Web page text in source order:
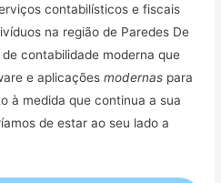
contabilísticos e fiscais
na região de Paredes De
contabilidade moderna que
e aplicaçõesmodernas para
à medida que continua a sua
de estar ao seu lado a